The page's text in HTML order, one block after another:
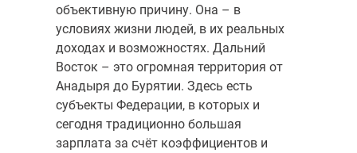
объективную причину. Она – в
условиях жизни людей, в их реальных
доходах и возможностях. Дальний
Восток – это огромная территория от
Анадыря до Бурятии. Здесь есть
субъекты Федерации, в которых и
сегодня традиционно большая
зарплата за счёт коэффициентов и